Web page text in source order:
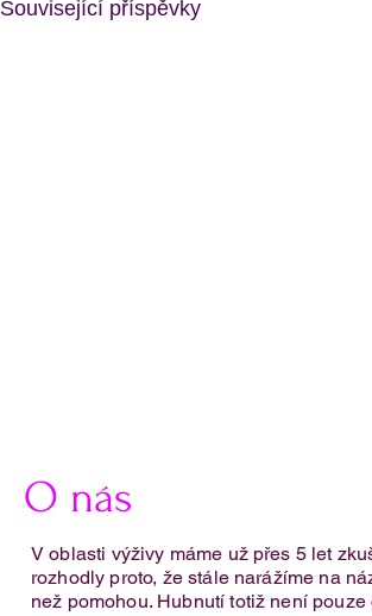
Související příspěvky
O nás
V oblasti výživy máme už přes 5 let
rozhodly proto, že stále narážíme na
než pomohou. Hubnutí totiž není